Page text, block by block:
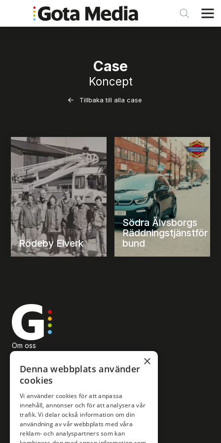
Case
Koncept
Tillbaka till alla case
Rödeby Elverk
Södra Älvsborgs
Räddningstjänstför
bund
Om oss
Företagsledning
Sponsring
Upphovsrätt och AI
Företagsmarknad
×
Denna webbplats använder
cookies
Vi använder cookies för att anpassa
innehåll, annonser och för att analysera vår
trafik. Vi delar också information om din
användning av vår webbplats med våra
reklam- och analyspartners som kan